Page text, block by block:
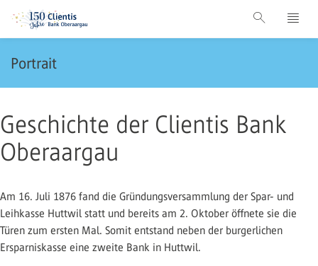
Portrait
Geschichte der Clientis Bank
Oberaargau
Am 16. Juli 1876 fand die Gründungsversammlung der Spar- und
Leihkasse Huttwil statt und bereits am 2. Oktober öffnete sie die
Türen zum ersten Mal. Somit entstand neben der burgerlichen
Ersparniskasse eine zweite Bank in Huttwil.